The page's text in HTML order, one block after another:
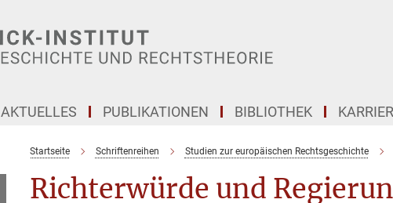
AKTUELLES PUBLIKATIONEN BIBLIOTHEK
Startseite Schriftenreihen Studien zur europäischen Rechtsgeschichte
Richterwürde und